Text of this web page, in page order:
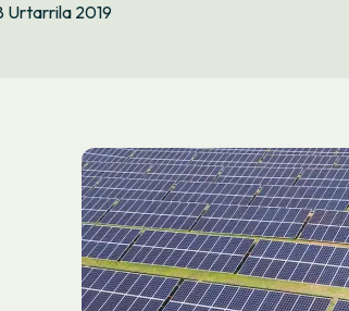
Urtarrila 2019